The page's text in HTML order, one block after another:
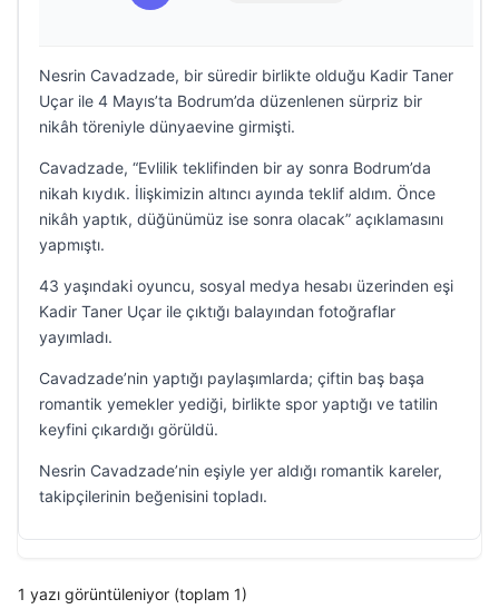
Nesrin Cavadzade, bir süredir birlikte olduğu Kadir Taner
Uçar ile 4 Mayıs’ta Bodrum’da düzenlenen sürpriz bir
nikâh töreniyle dünyaevine girmişti.
Cavadzade, “Evlilik teklifinden bir ay sonra Bodrum’da
nikah kıydık. İlişkimizin altıncı ayında teklif aldım. Önce
nikâh yaptık, düğünümüz ise sonra olacak” açıklamasını
yapmıştı.
43 yaşındaki oyuncu, sosyal medya hesabı üzerinden eşi
Kadir Taner Uçar ile çıktığı balayından fotoğraflar
yayımladı.
Cavadzade’nin yaptığı paylaşımlarda; çiftin baş başa
romantik yemekler yediği, birlikte spor yaptığı ve tatilin
keyfini çıkardığı görüldü.
Nesrin Cavadzade’nin eşiyle yer aldığı romantik kareler,
takipçilerinin beğenisini topladı.
1 yazı görüntüleniyor (toplam 1)